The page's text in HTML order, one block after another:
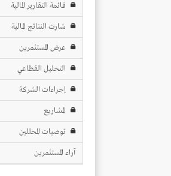
قائمة التقارير المالية
شارت النتائج المالية
عرض المستثمرين
التحليل القطاعي
إجراءات الشركة
المشاريع
توصيات المحللين
آراء المستثمرين